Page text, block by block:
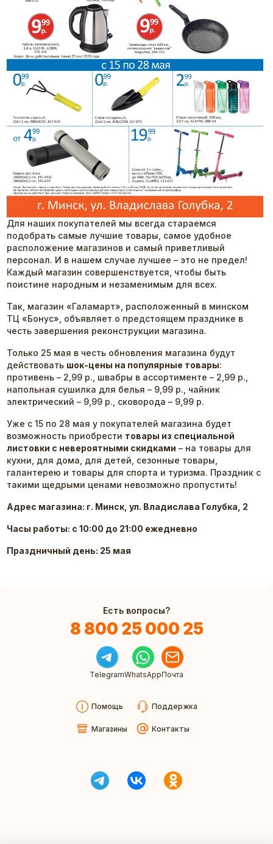
Для наших покупателей мы всегда стараемся
подобрать самые лучшие товары, самое удобное
расположение магазинов и самый приветливый
персонал. И в нашем случае лучшее – это не предел!
Каждый магазин совершенствуется, чтобы быть
поистине народным и незаменимым для всех.
Так, магазин «Галамарт», расположенный в минском
ТЦ «Бонус», объявляет о предстоящем празднике в
честь завершения реконструкции магазина.
Только 25 мая в честь обновления магазина будут
действовать шок-цены на популярные товары:
противень – 2,99 р., швабры в ассортименте – 2,99 р.,
напольная сушилка для белья – 9,99 р., чайник
электрический – 9,99 р., сковорода – 9,99 р.
Уже с 15 по 28 мая у покупателей магазина будет
возможность приобрести товары из специальной
листовки с невероятными скидками – на товары для
кухни, для дома, для детей, сезонные товары,
галантерею и товары для спорта и туризма. Праздник с
такими щедрыми ценами невозможно пропустить!
Адрес магазина: г. Минск, ул. Владислава Голубка, 2
Часы работы: с 10:00 до 21:00 ежедневно
Праздничный день: 25 мая
Есть вопросы?
8 800 25 000 25
TelegramWhatsAppПочта
Помощь Поддержка
Магазины Контакты